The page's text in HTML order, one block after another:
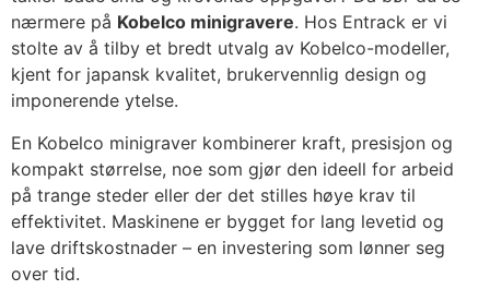
nærmere på Kobelco minigravere. Hos Entrack er vi
stolte av å tilby et bredt utvalg av Kobelco-modeller,
kjent for japansk kvalitet, brukervennlig design og
imponerende ytelse.
En Kobelco minigraver kombinerer kraft, presisjon og
kompakt størrelse, noe som gjør den ideell for arbeid
på trange steder eller der det stilles høye krav til
effektivitet. Maskinene er bygget for lang levetid og
lave driftskostnader – en investering som lønner seg
over tid.